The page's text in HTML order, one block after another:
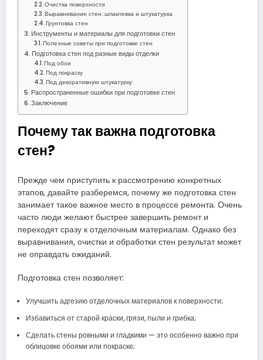
Очистка поверхности
Выравнивание стен: шпаклевка и штукатурка
Грунтовка стен
Инструменты и материалы для подготовки стен
Полезные советы при подготовке стен
Подготовка стен под разные виды отделки
Под обои
Под покраску
Под декоративную штукатурку
Распространенные ошибки при подготовке стен
Заключение
Почему так важна подготовка
стен?
Прежде чем приступить к рассмотрению конкретных
этапов, давайте разберемся, почему же подготовка стен
занимает такое важное место в процессе ремонта. Очень
часто люди желают быстрее завершить ремонт и
переходят сразу к отделочным материалам. Однако без
выравнивания, очистки и обработки стен результат может
не оправдать ожиданий.
Подготовка стен позволяет:
Улучшить адгезию отделочных материалов к поверхности;
Избавиться от старой краски, грязи, пыли и грибка;
Сделать стены ровными и гладкими — это особенно важно при
облицовке обоями или покраске;